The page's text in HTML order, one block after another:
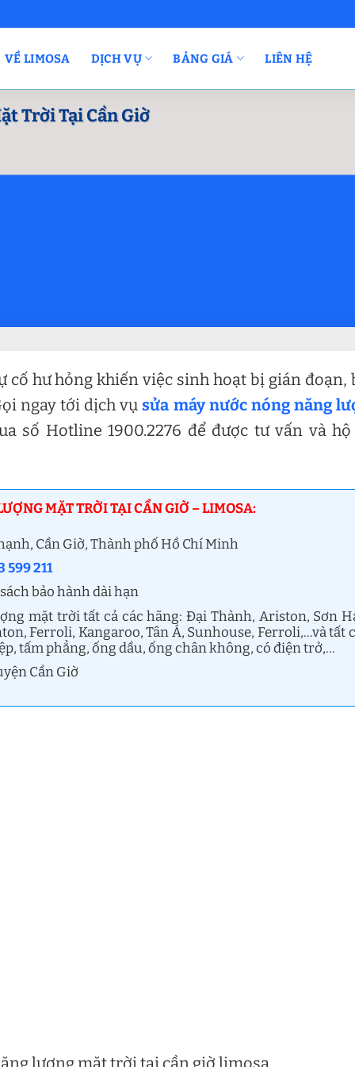
VỀ LIMOSA DỊCH VỤ BẢNG GIÁ LIÊN HỆ
Trời Tại Cần Giờ
cố hư hỏng khiến việc sinh hoạt bị gián đoạn,
ngay tới dịch vụsửa máy nước nóng năng
số Hotline 1900.2276 để được tư vấn và
MẶT TRỜI TẠI CẦN GIỜ – LIMOSA:
Cần Giờ, Thành phố Hồ Chí Minh
599 211
bảo hành dài hạn
mặt trời tất cả các hãng: Đại Thành, Ariston, Sơn
Ferroli, Kangaroo, Tân Á, Sunhouse, Ferroli,…và tất
tấm phẳng, ống dầu, ống chân không, có điện trở,…
Cần Giờ
lượng mặt trời tại cần giờ limosa